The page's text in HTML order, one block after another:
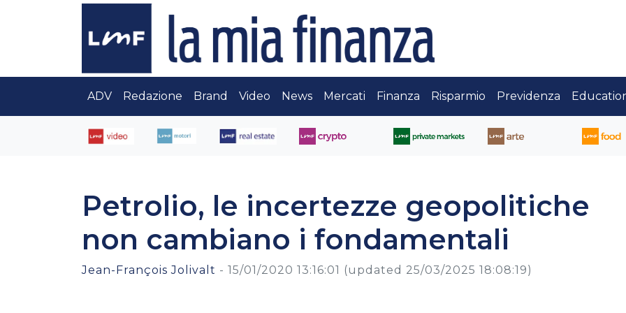
ADV Redazione Brand Video News Mercati Finanza Risparmio Previdenza
Petrolio, le incertezze geopolitiche
non cambiano i fondamentali
Jean-François Jolivalt - 15/01/2020 13:16:01 (updated 25/03/2025 18:08:19)